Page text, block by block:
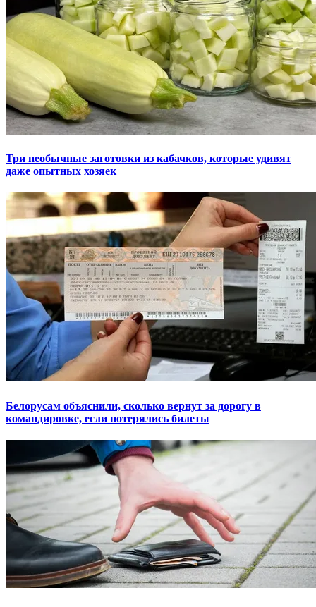
Три необычные заготовки из кабачков, которые удивят
даже опытных хозяек
Белорусам объяснили, сколько вернут за дорогу в
командировке, если потерялись билеты